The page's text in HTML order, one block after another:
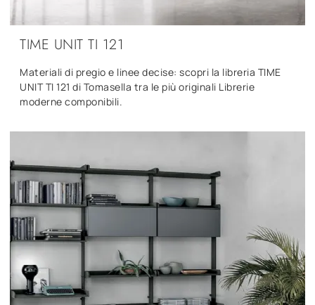
TIME UNIT TI 121
Materiali di pregio e linee decise: scopri la libreria TIME
UNIT TI 121 di Tomasella tra le più originali Librerie
moderne componibili.